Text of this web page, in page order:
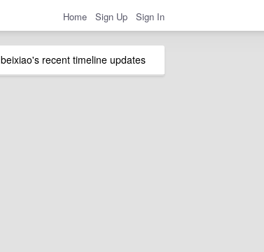
Home Sign Up Sign In
beixiao's recent timeline updates